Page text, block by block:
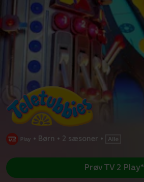
• Børn • 2 sæsoner •
Prøv TV 2 Play*